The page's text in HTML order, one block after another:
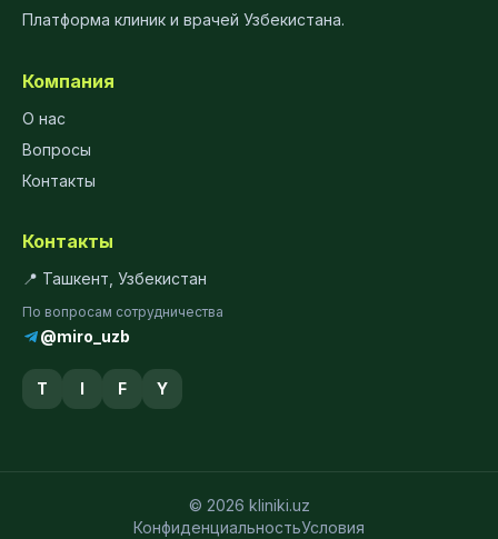
Платформа клиник и врачей Узбекистана.
Компания
О нас
Вопросы
Контакты
Контакты
📍 Ташкент, Узбекистан
По вопросам сотрудничества
@miro_uzb
T I F Y
© 2026 kliniki.uz
КонфиденциальностьУсловия